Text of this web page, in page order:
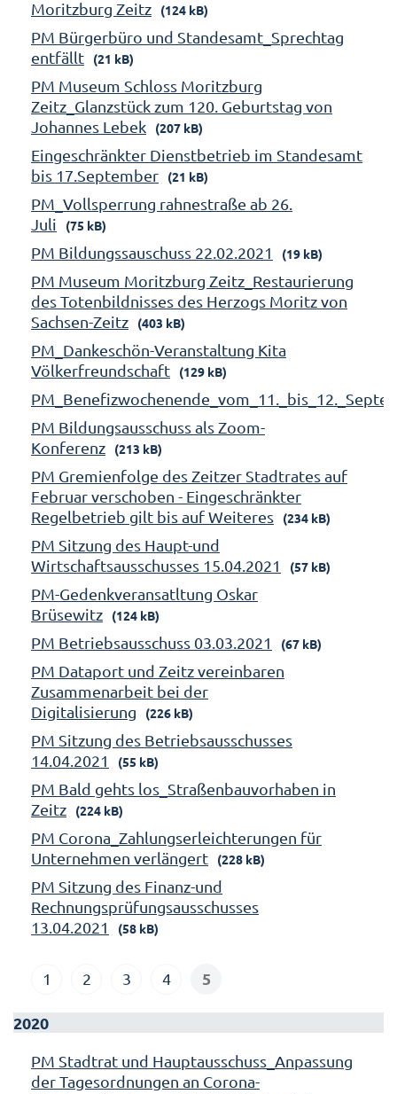
Moritzburg Zeitz (124 kB)
PM Bürgerbüro und Standesamt_Sprechtag
entfällt
(21 kB)
PM Museum Schloss Moritzburg
Zeitz_Glanzstück zum 120. Geburtstag von
Johannes Lebek
(207 kB)
Eingeschränkter Dienstbetrieb im Standesamt
bis 17.September
(21 kB)
PM_Vollsperrung rahnestraße ab 26.
Juli
(75 kB)
PM Bildungssauschuss 22.02.2021 (19 kB)
PM Museum Moritzburg Zeitz_Restaurierung
des Totenbildnisses des Herzogs Moritz von
Sachsen-Zeitz
(403 kB)
PM_Dankeschön-Veranstaltung Kita
Völkerfreundschaft
(129 kB)
PM Bildungsausschuss als Zoom-
Konferenz
(213 kB)
PM Gremienfolge des Zeitzer Stadtrates auf
Februar verschoben - Eingeschränkter
Regelbetrieb gilt bis auf Weiteres
(234 kB)
PM Sitzung des Haupt-und
Wirtschaftsausschusses 15.04.2021
(57 kB)
PM-Gedenkveransatltung Oskar
Brüsewitz
(124 kB)
PM Betriebsausschuss 03.03.2021 (67 kB)
PM Dataport und Zeitz vereinbaren
Zusammenarbeit bei der
Digitalisierung
(226 kB)
PM Sitzung des Betriebsausschusses
14.04.2021
(55 kB)
PM Bald gehts los_Straßenbauvorhaben in
Zeitz
(224 kB)
PM Corona_Zahlungserleichterungen für
Unternehmen verlängert
(228 kB)
PM Sitzung des Finanz-und
Rechnungsprüfungsausschusses
13.04.2021
(58 kB)
1 2 3 4 5
2020
PM Stadtrat und Hauptausschuss_Anpassung
der Tagesordnungen an Corona-